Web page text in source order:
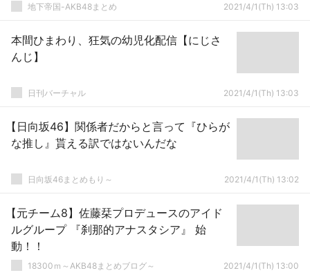
地下帝国-AKB48まとめ 2021/4/1(Th) 13:03
本間ひまわり、狂気の幼児化配信【にじさ
んじ】
日刊バーチャル 2021/4/1(Th) 13:03
【日向坂46】関係者だからと言って『ひらが
な推し』貰える訳ではないんだな
日向坂46まとめもり～ 2021/4/1(Th) 13:02
【元チーム8】佐藤栞プロデュースのアイド
ルグループ 『刹那的アナスタシア』 始
動！！
18300ｍ～AKB48まとめブログ～ 2021/4/1(Th) 13:00